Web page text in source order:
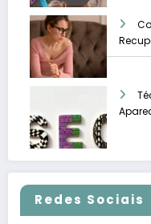
Redes Sociais